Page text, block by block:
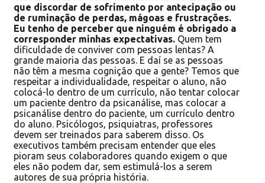
que discordar de sofrimento por antecipação ou
de ruminação de perdas, mágoas e frustrações.
Eu tenho de perceber que ninguém é obrigado a
corresponder minhas expectativas. Quem tem
dificuldade de conviver com pessoas lentas? A
grande maioria das pessoas. E daí se as pessoas
não têm a mesma cognição que a gente? Temos que
respeitar a individualidade, respeitar o aluno, não
colocá-lo dentro de um currículo, não tentar colocar
um paciente dentro da psicanálise, mas colocar a
psicanálise dentro do paciente, um currículo dentro
do aluno. Psicólogos, psiquiatras, professores
devem ser treinados para saberem disso. Os
executivos também precisam entender que eles
pioram seus colaboradores quando exigem o que
eles não podem dar, sem estimulá-los a serem
autores de sua própria história.